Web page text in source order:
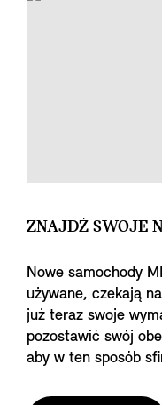
ZNAJDŹ SWOJE
Nowe samochody
używane, czekają
już teraz swoje
pozostawić swój
aby w ten sposób